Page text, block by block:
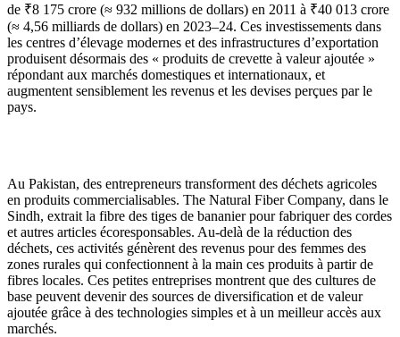
de ₹8 175 crore (≈ 932 millions de dollars) en 2011 à ₹40 013 crore
(≈ 4,56 milliards de dollars) en 2023–24. Ces investissements dans
les centres d’élevage modernes et des infrastructures d’exportation
produisent désormais des « produits de crevette à valeur ajoutée »
répondant aux marchés domestiques et internationaux, et
augmentent sensiblement les revenus et les devises perçues par le
pays.
Au Pakistan, des entrepreneurs transforment des déchets agricoles
en produits commercialisables. The Natural Fiber Company, dans le
Sindh, extrait la fibre des tiges de bananier pour fabriquer des cordes
et autres articles écoresponsables. Au-delà de la réduction des
déchets, ces activités génèrent des revenus pour des femmes des
zones rurales qui confectionnent à la main ces produits à partir de
fibres locales. Ces petites entreprises montrent que des cultures de
base peuvent devenir des sources de diversification et de valeur
ajoutée grâce à des technologies simples et à un meilleur accès aux
marchés.